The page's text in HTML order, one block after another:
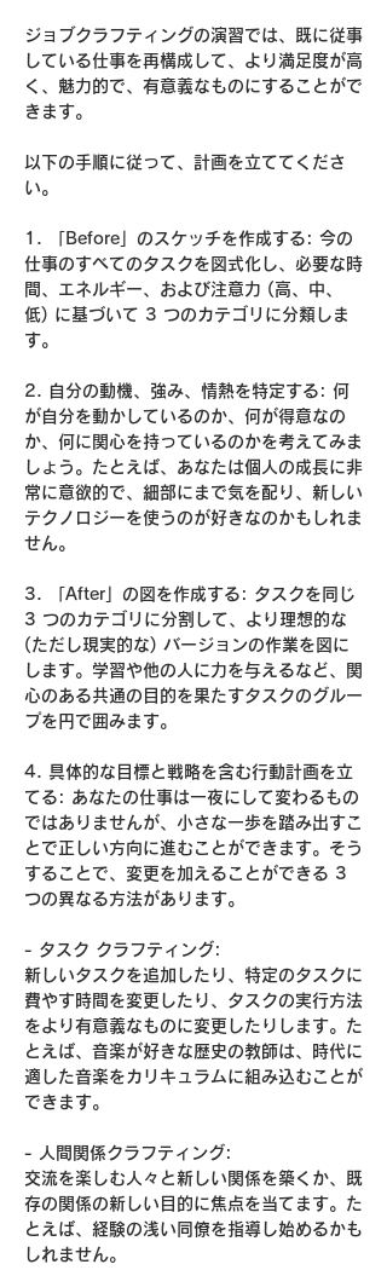
ジョブクラフティングの演習では、既に従事
している仕事を再構成して、より満足度が高
く、魅力的で、有意義なものにすることがで
きます。
以下の手順に従って、計画を立ててくださ
い。
1. 「Before」のスケッチを作成する: 今の
仕事のすべてのタスクを図式化し、必要な時
間、エネルギー、および注意力 (高、中、
低) に基づいて 3 つのカテゴリに分類しま
す。
2. 自分の動機、強み、情熱を特定する: 何
が自分を動かしているのか、何が得意なの
か、何に関心を持っているのかを考えてみま
しょう。たとえば、あなたは個人の成長に非
常に意欲的で、細部にまで気を配り、新しい
テクノロジーを使うのが好きなのかもしれま
せん。
3. 「After」の図を作成する: タスクを同じ
3 つのカテゴリに分割して、より理想的な
(ただし現実的な) バージョンの作業を図に
します。学習や他の人に力を与えるなど、関
心のある共通の目的を果たすタスクのグルー
プを円で囲みます。
4. 具体的な目標と戦略を含む行動計画を立
てる: あなたの仕事は一夜にして変わるもの
ではありませんが、小さな一歩を踏み出すこ
とで正しい方向に進むことができます。そう
することで、変更を加えることができる 3
つの異なる方法があります。
- タスク クラフティング:
新しいタスクを追加したり、特定のタスクに
費やす時間を変更したり、タスクの実行方法
をより有意義なものに変更したりします。た
とえば、音楽が好きな歴史の教師は、時代に
適した音楽をカリキュラムに組み込むことが
できます。
- 人間関係クラフティング:
交流を楽しむ人々と新しい関係を築くか、既
存の関係の新しい目的に焦点を当てます。た
とえば、経験の浅い同僚を指導し始めるかも
しれません。